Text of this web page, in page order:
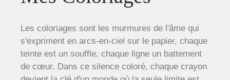
Les coloriages sont les murmures de l'âme qui
s'expriment en arcs-en-ciel sur le papier, chaque
teinte est un souffle, chaque ligne un battement
de cœur. Dans ce silence coloré, chaque crayon